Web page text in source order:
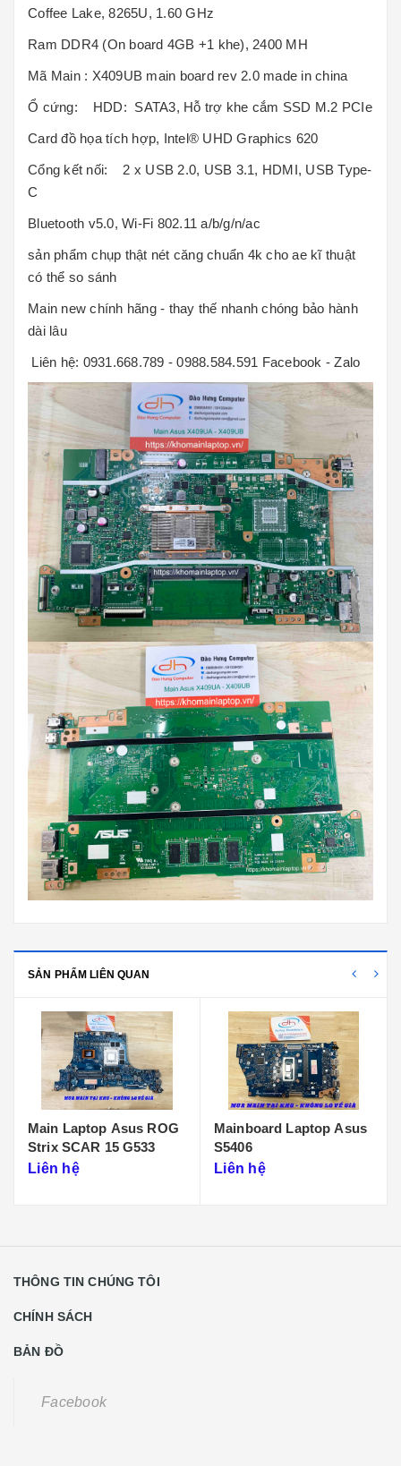
Coffee Lake, 8265U, 1.60 GHz
Ram DDR4 (On board 4GB +1 khe), 2400 MH
Mã Main : X409UB main board rev 2.0 made in china
Ổ cứng: HDD: SATA3, Hỗ trợ khe cắm SSD M.2 PCIe
Card đồ họa tích hợp, Intel® UHD Graphics 620
Cổng kết nối: 2 x USB 2.0, USB 3.1, HDMI, USB Type-
C
Bluetooth v5.0, Wi-Fi 802.11 a/b/g/n/ac
sản phẩm chụp thật nét căng chuẩn 4k cho ae kĩ thuật
có thể so sánh
Main new chính hãng - thay thế nhanh chóng bảo hành
dài lâu
Liên hệ: 0931.668.789 - 0988.584.591 Facebook - Zalo
SẢN PHẨM LIÊN QUAN
Main Laptop Asus ROG
Strix SCAR 15 G533
Liên hệ
Mainboard Laptop Asus
S5406
Liên hệ
THÔNG TIN CHÚNG TÔI
CHÍNH SÁCH
BẢN ĐỒ
Facebook